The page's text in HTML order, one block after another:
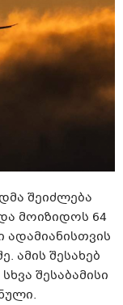
შეიძლება
მოიზიდოს 64
ამის შესახებ
შესაბამისი